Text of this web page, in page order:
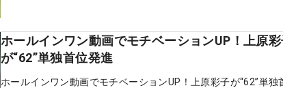
ホールインワン動画でモチベーションUP！上原
が“62”単独首位発進
ホールインワン動画でモチベーションUP！上原彩子が“62”単独